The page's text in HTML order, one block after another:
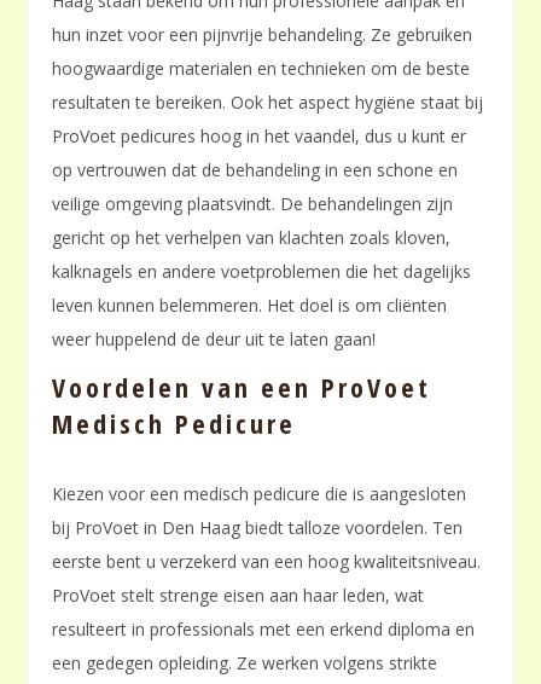
hun inzet voor een pijnvrije behandeling. Ze gebruiken
hoogwaardige materialen en technieken om de beste
resultaten te bereiken. Ook het aspect hygiëne staat bij
ProVoet pedicures hoog in het vaandel, dus u kunt er
op vertrouwen dat de behandeling in een schone en
veilige omgeving plaatsvindt. De behandelingen zijn
gericht op het verhelpen van klachten zoals kloven,
kalknagels en andere voetproblemen die het dagelijks
leven kunnen belemmeren. Het doel is om cliënten
weer huppelend de deur uit te laten gaan!
Voordelen van een ProVoet
Medisch Pedicure
Kiezen voor een medisch pedicure die is aangesloten
bij ProVoet in Den Haag biedt talloze voordelen. Ten
eerste bent u verzekerd van een hoog kwaliteitsniveau.
ProVoet stelt strenge eisen aan haar leden, wat
resulteert in professionals met een erkend diploma en
een gedegen opleiding. Ze werken volgens strikte